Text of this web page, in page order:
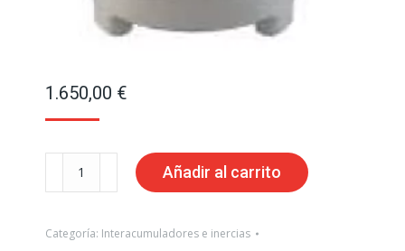
1.650,00 €
Interacumulador
Inox
DPI/I/BC/CS
Añadir al carrito
Categoría: Interacumuladores e inercias